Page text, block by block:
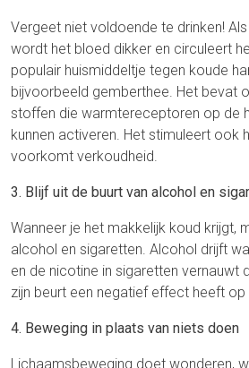
Vergeet niet voldoende te drinken!
wordt het bloed dikker en circuleert
populair huismiddeltje tegen koude
bijvoorbeeld gemberthee. Het bevat
stoffen die warmtereceptoren op de
kunnen activeren. Het stimuleert ook
voorkomt verkoudheid.
3. Blijf uit de buurt van alcohol en
Wanneer je het makkelijk koud krijgt,
alcohol en sigaretten. Alcohol drijft
en de nicotine in sigaretten vernauwt
zijn beurt een negatief effect heeft
4. Beweging in plaats van niets doen
Lichaamsbeweging doet wonderen,